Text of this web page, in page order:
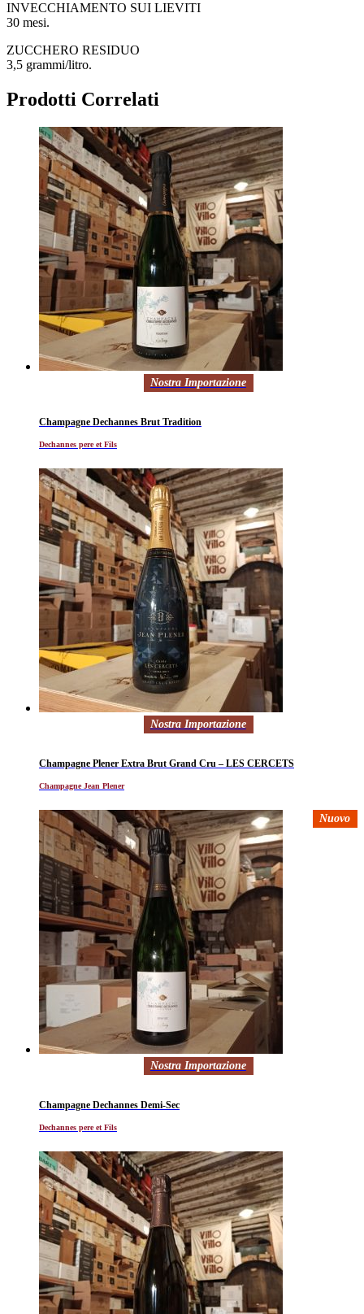
INVECCHIAMENTO SUI LIEVITI
30 mesi.
ZUCCHERO RESIDUO
3,5 grammi/litro.
Prodotti Correlati
Nostra Importazione
Champagne Dechannes Brut Tradition
Dechannes pere et Fils
Nostra Importazione
Champagne Plener Extra Brut Grand Cru – LES CERCETS
Champagne Jean Plener
Nuovo
Nostra Importazione
Champagne Dechannes Demi-Sec
Dechannes pere et Fils